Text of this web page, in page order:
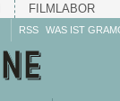
FILMLABOR
RSS WAS IST